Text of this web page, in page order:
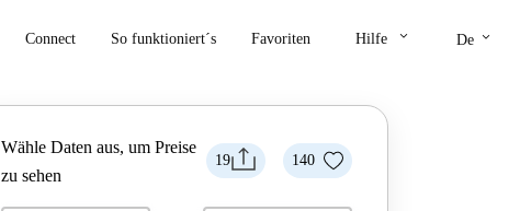
Connect So funktioniert´s Favoriten Hilfe keyboard_arrow_down De keyboard_arrow_down
19 140
Wähle Daten aus, um Preise
zu sehen